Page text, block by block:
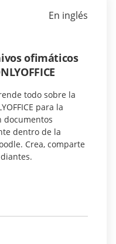
En inglés
ofimáticos
todo sobre la
para la
documentos
dentro de la
Crea, comparte